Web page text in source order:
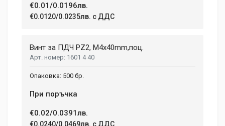
€0.01/0.0196лв.
€0.0120/0.0235лв. с ДДС
Винт за ПДЧ PZ2, M4x40mm,поц.
1601 4 40
500 бр.
При поръчка
€0.02/0.0391лв.
€0.0240/0.0469лв. с ДДС